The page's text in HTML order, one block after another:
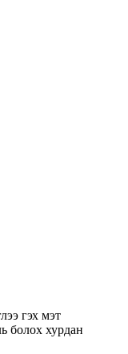
гэх мэт
болох хурдан